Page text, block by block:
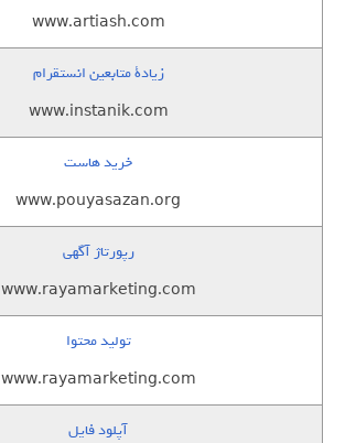
www.artiash.com
زيادة متابعين انستقرام
www.instanik.com
خرید هاست
www.pouyasazan.org
رپورتاژ آگهی
www.rayamarketing.com
تولید محتوا
www.rayamarketing.com
آپلود فایل